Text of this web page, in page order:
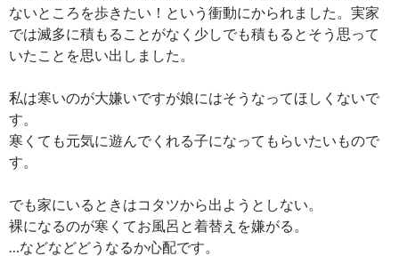
ないところを歩きたい！という衝動にかられました。実家
では滅多に積もることがなく少しでも積もるとそう思って
いたことを思い出しました。
私は寒いのが大嫌いですが娘にはそうなってほしくないで
す。
寒くても元気に遊んでくれる子になってもらいたいもので
す。
でも家にいるときはコタツから出ようとしない。
裸になるのが寒くてお風呂と着替えを嫌がる。
…などなどどうなるか心配です。